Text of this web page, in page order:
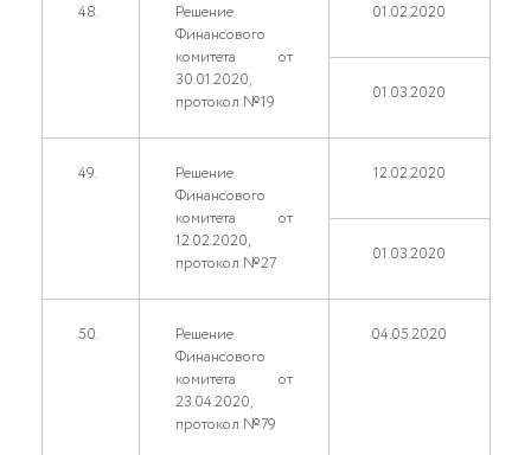
48.
Решение
Финансового
комитета от
30.01.2020,
протокол №19
01.02.2020
01.03.2020
49.
Решение
Финансового
комитета от
12.02.2020,
протокол №27
12.02.2020
01.03.2020
50.
Решение
Финансового
комитета от
23.04.2020,
протокол №79
04.05.2020